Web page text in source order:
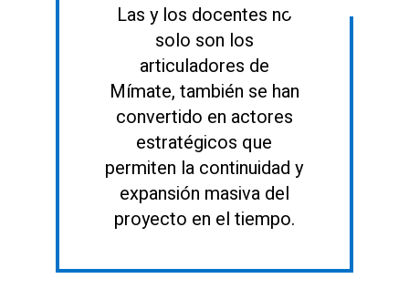
Las y los docentes no
solo son los
articuladores de
Mímate, también se han
convertido en actores
estratégicos que
permiten la continuidad y
expansión masiva del
proyecto en el tiempo.